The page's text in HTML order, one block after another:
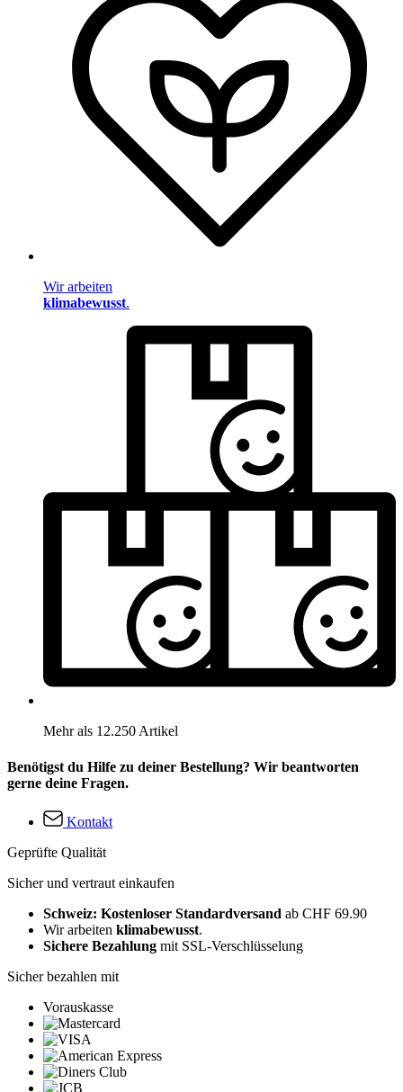
Wir arbeiten
klimabewusst.
Mehr als 12.250 Artikel
Benötigst du Hilfe zu deiner Bestellung? Wir beantworten
gerne deine Fragen.
Kontakt
Geprüfte Qualität
Sicher und vertraut einkaufen
Schweiz: Kostenloser Standardversand ab CHF 69.90
Wir arbeiten klimabewusst.
Sichere Bezahlung mit SSL-Verschlüsselung
Sicher bezahlen mit
Vorauskasse